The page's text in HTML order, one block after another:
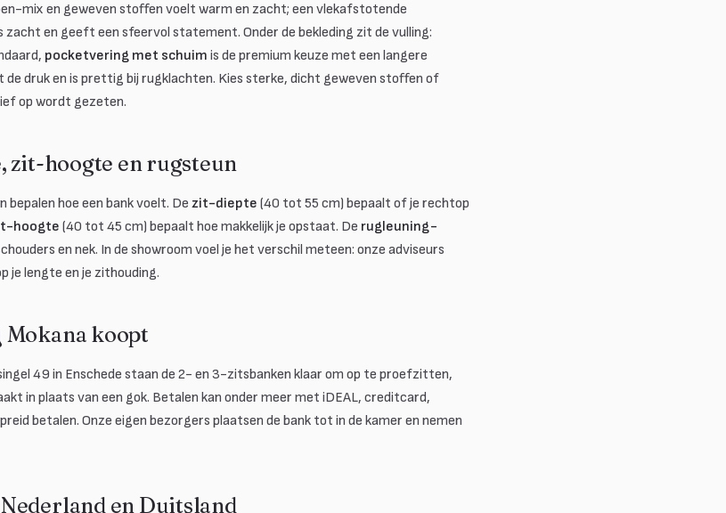
mix en geweven stoffen voelt warm en zacht; een vlekafstotende
zacht en geeft een sfeervol statement. Onder de bekleding zit de vulling:
pocketvering met schuim is de premium keuze met een langere
de druk en is prettig bij rugklachten. Kies sterke, dicht geweven stoffen of
op wordt gezeten.
zit-hoogte en rugsteun
hoe een bank voelt. De zit-diepte (40 tot 55 cm) bepaalt of je rechtop
hoogte (40 tot 45 cm) bepaalt hoe makkelijk je opstaat. De rugleuning-
en nek. In de showroom voel je het verschil meteen: onze adviseurs
je lengte en je zithouding.
koopt
49 in Enschede staan de 2- en 3-zitsbanken klaar om op te proefzitten,
in plaats van een gok. Betalen kan onder meer met iDEAL, creditcard,
betalen. Onze eigen bezorgers plaatsen de bank tot in de kamer en nemen
en Duitsland